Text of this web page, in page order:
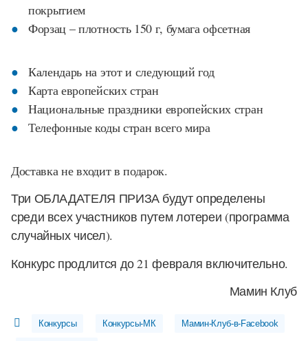
покрытием
Форзац – плотность 150 г, бумага офсетная
Календарь на этот и следующий год
Карта европейских стран
Национальные праздники европейских стран
Телефонные коды стран всего мира
Доставка не входит в подарок.
Три ОБЛАДАТЕЛЯ ПРИЗА будут определены
среди всех участников путем лотереи (программа
случайных чисел).
Конкурс продлится до 21 февраля включительно.
Мамин Клуб
Конкурсы Конкурсы-МК Мамин-Клуб-в-Facebook